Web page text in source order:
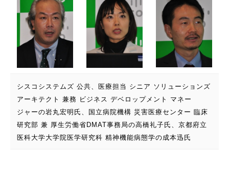
シスコシステムズ 公共、医療担当 シニア ソリューションズ
アーキテクト 兼務 ビジネス デベロップメント マネー
ジャーの岩丸宏明氏、国立病院機構 災害医療センター 臨床
研究部 兼 厚生労働省DMAT事務局の高橋礼子氏、京都府立
医科大学大学院医学研究科 精神機能病態学の成本迅氏